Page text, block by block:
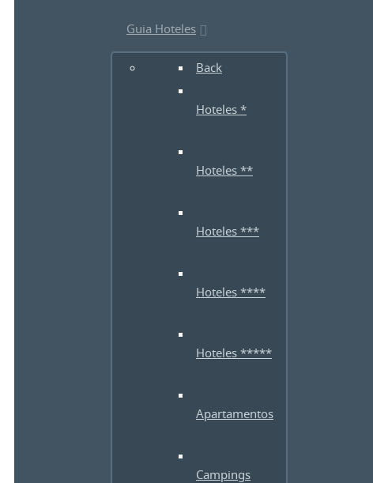
Guia Hoteles
Back
Hoteles *
Hoteles **
Hoteles ***
Hoteles ****
Hoteles *****
Apartamentos
Campings